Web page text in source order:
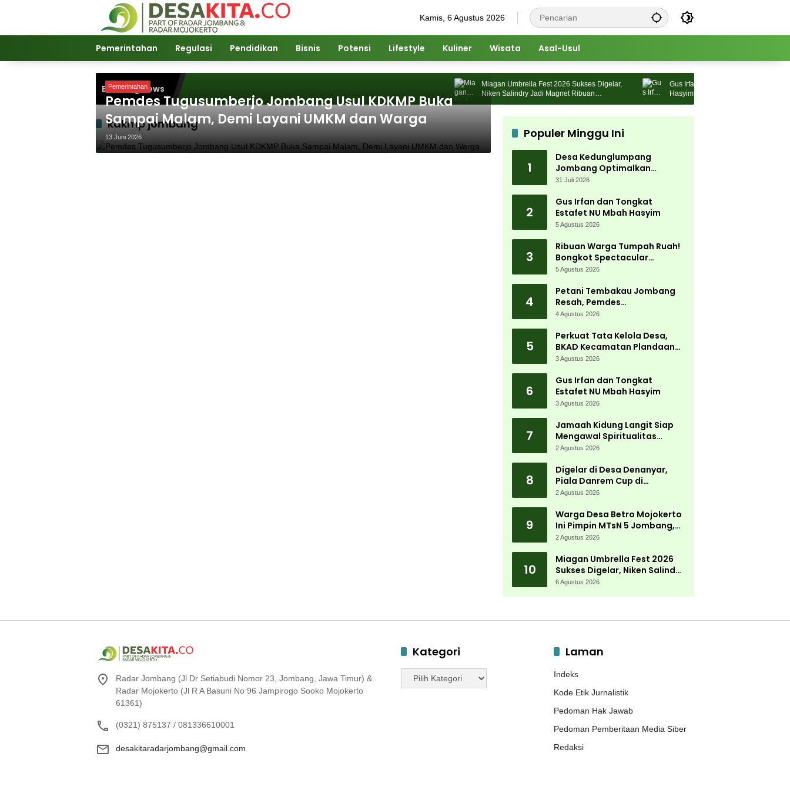
Kamis, 6 Agustus 2026
Pemerintahan Regulasi Pendidikan Bisnis Potensi Lifestyle Kuliner Wisata Asal-Usul
Breaking News
Miagan Umbrella Fest 2026 Sukses Digelar,
Niken Salindry Jadi Magnet Ribuan
Pengunjung
Gus Irfan dan Tongkat Estafet NU Mbah
Hasyim
kdkmp jombang
Pemerintahan
Pemdes Tugusumberjo Jombang Usul KDKMP Buka
Sampai Malam, Demi Layani UMKM dan Warga
13 Juni 2026 Populer Minggu Ini
1
Desa Kedunglumpang
Jombang Optimalkan
Singkong Lokal, Warga Diajari
31 Juli 2026
2
Gus Irfan dan Tongkat
Estafet NU Mbah Hasyim
5 Agustus 2026
3
Ribuan Warga Tumpah Ruah!
Bongkot Spectacular
Carnival 2026 Jadi Pesta
Peterongan
5 Agustus 2026
4
Petani Tembakau Jombang
Resah, Pemdes
Tanjungwadung dan Disperta
4 Agustus 2026
5
Perkuat Tata Kelola Desa,
BKAD Kecamatan Plandaan
Gelar Pelatihan Aparatur
3 Agustus 2026
6
Gus Irfan dan Tongkat
Estafet NU Mbah Hasyim
3 Agustus 2026
7
Jamaah Kidung Langit Siap
Mengawal Spiritualitas
Muktamar NU
2 Agustus 2026
8
Digelar di Desa Denanyar,
Piala Danrem Cup di
Jombang Fokus Cetak Bibit
2 Agustus 2026
9
Warga Desa Betro Mojokerto
Ini Pimpin MTsN 5 Jombang,
Kembali Mengabdi di
2 Agustus 2026
10
Miagan Umbrella Fest 2026
Sukses Digelar, Niken Salindry
Jadi Magnet Ribuan
6 Agustus 2026
Radar Jombang (Jl Dr Setiabudi Nomor 23, Jombang, Jawa Timur) &
Radar Mojokerto (Jl R A Basuni No 96 Jampirogo Sooko Mojokerto
61361)
(0321) 875137 / 081336610001
desakitaradarjombang@gmail.com
Kategori
Kategori
Laman
Indeks
Kode Etik Jurnalistik
Pedoman Hak Jawab
Pedoman Pemberitaan Media Siber
Redaksi